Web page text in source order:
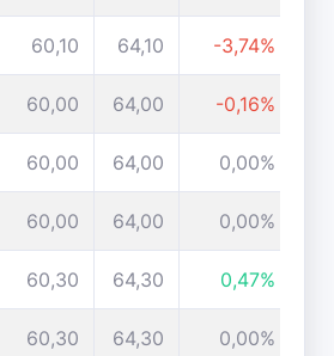
60,10 64,10 -3,74%
60,00 64,00 -0,16%
60,00 64,00 0,00%
60,00 64,00 0,00%
60,30 64,30 0,47%
60,30 64,30 0,00%